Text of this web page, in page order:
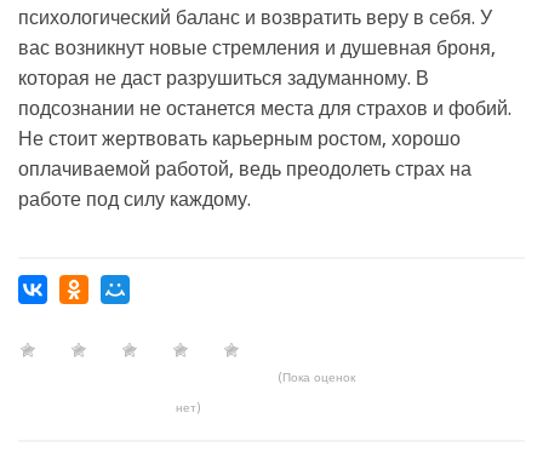
психологический баланс и возвратить веру в себя. У
вас возникнут новые стремления и душевная броня,
которая не даст разрушиться задуманному. В
подсознании не останется места для страхов и фобий.
Не стоит жертвовать карьерным ростом, хорошо
оплачиваемой работой, ведь преодолеть страх на
работе под силу каждому.
(Пока оценок
нет)